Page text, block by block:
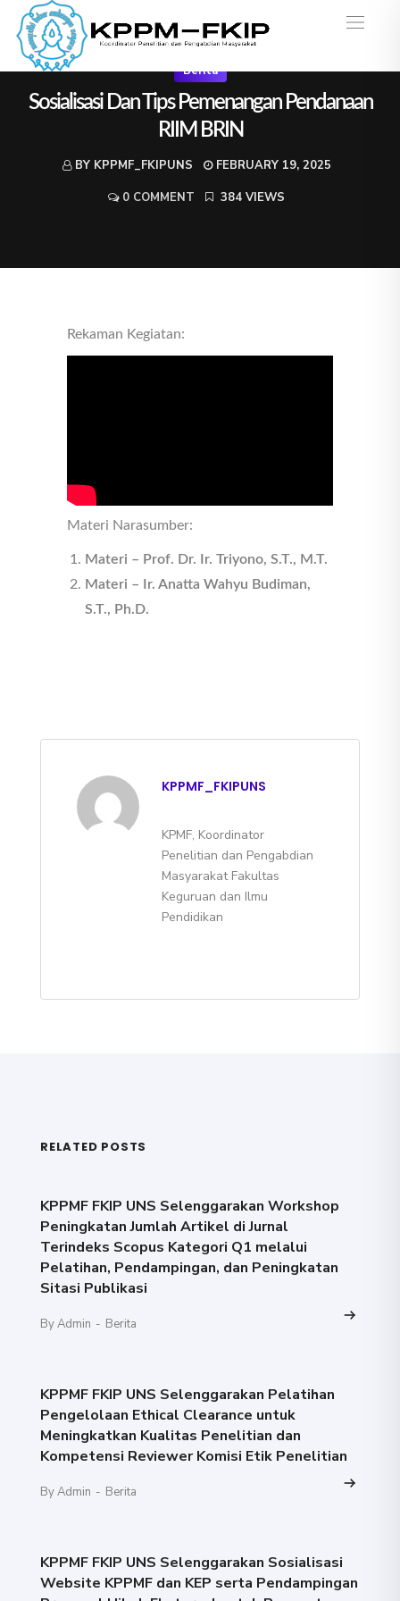
Berita
Sosialisasi Dan Tips Pemenangan Pendanaan
RIIM BRIN
BY KPPMF_FKIPUNS
FEBRUARY 19, 2025
0 COMMENT
384 VIEWS
Rekaman Kegiatan:
Materi Narasumber:
Materi – Prof. Dr. Ir. Triyono, S.T., M.T.
Materi – Ir. Anatta Wahyu Budiman,
S.T., Ph.D.
KPPMF_FKIPUNS
KPMF, Koordinator
Penelitian dan Pengabdian
Masyarakat Fakultas
Keguruan dan Ilmu
Pendidikan
RELATED POSTS
KPPMF FKIP UNS Selenggarakan Workshop
Peningkatan Jumlah Artikel di Jurnal
Terindeks Scopus Kategori Q1 melalui
Pelatihan, Pendampingan, dan Peningkatan
Sitasi Publikasi
By Admin - Berita
KPPMF FKIP UNS Selenggarakan Pelatihan
Pengelolaan Ethical Clearance untuk
Meningkatkan Kualitas Penelitian dan
Kompetensi Reviewer Komisi Etik Penelitian
By Admin - Berita
KPPMF FKIP UNS Selenggarakan Sosialisasi
Website KPPMF dan KEP serta Pendampingan